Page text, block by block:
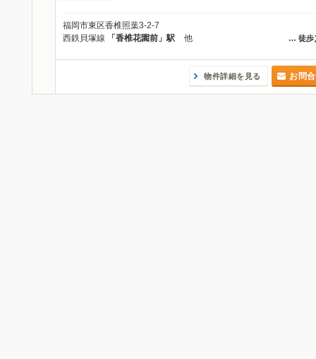
福岡市東区香椎照葉3-2-7
… 徒歩
西鉄貝塚線 「香椎花園前」駅 他
物件詳細を見る お問